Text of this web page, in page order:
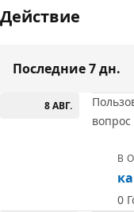
Действие
Последние 7 дн.
8 АВГ.
вопрос
0